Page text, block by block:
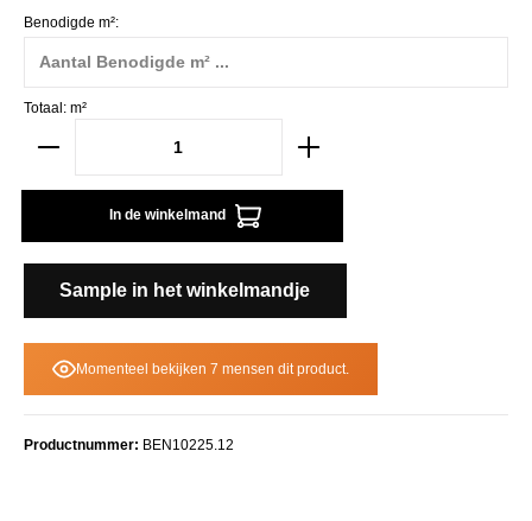
Benodigde m²:
Totaal: m²
In de winkelmand
Sample in het winkelmandje
Momenteel bekijken 7 mensen dit product.
Productnummer: BEN10225.12